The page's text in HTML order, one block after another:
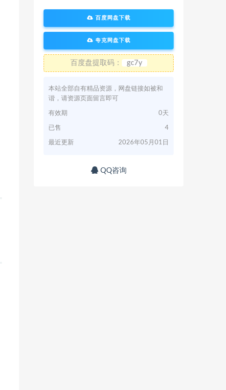
百度网盘下载
夸克网盘下载
百度盘提取码： gc7y
本站全部自有精品资源，网盘链接如被和
谐，请资源页面留言即可
有效期 0天
已售 4
最近更新 2026年05月01日
QQ咨询